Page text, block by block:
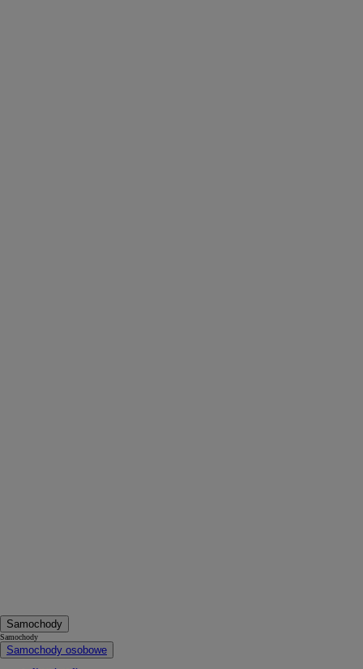
Samochody
Samochody
Samochody osobowe